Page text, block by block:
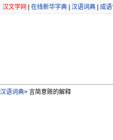
汉文学网 在线新华字典 汉语词典 成
汉语词典> 言简意赅的解释